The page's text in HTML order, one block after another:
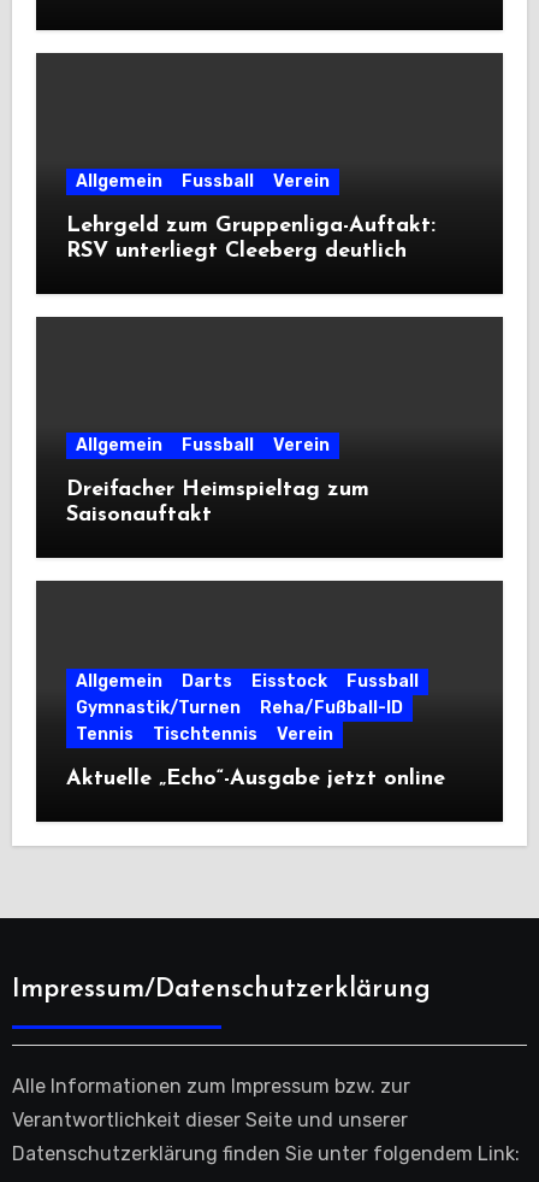
Allgemein Fussball Verein
Lehrgeld zum Gruppenliga-Auftakt:
RSV unterliegt Cleeberg deutlich
Allgemein Fussball Verein
Dreifacher Heimspieltag zum
Saisonauftakt
Allgemein Darts Eisstock
Fussball
Gymnastik/Turnen
Reha/Fußball-ID
Tennis
Tischtennis Verein
Aktuelle „Echo“-Ausgabe jetzt online
Impressum/Datenschutzerklärung
Alle Informationen zum Impressum bzw. zur
Verantwortlichkeit dieser Seite und unserer
Datenschutzerklärung finden Sie unter folgendem Link: